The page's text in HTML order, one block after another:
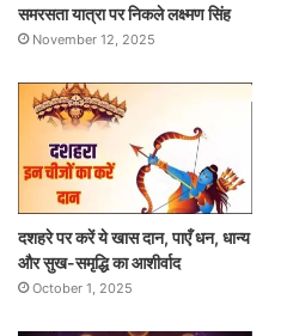
समरसता यात्रा पर निकले लक्ष्मण सिंह
November 12, 2025
दशहरे पर करें ये खास दान, पाएँ धन, धान्य
और सुख-समृद्धि का आशीर्वाद
October 1, 2025